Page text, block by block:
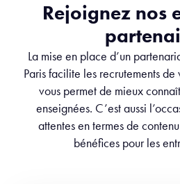
Rejoignez nos
La mise en place d’un
Paris facilite les recrutements
vous permet de mieux
enseignées. C’est aussi
attentes en termes de
bénéfices pour les